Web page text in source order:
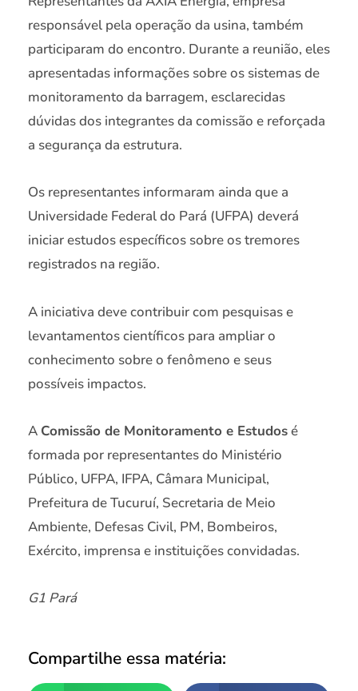
responsável pela operação da usina, também
participaram do encontro. Durante a reunião, eles
apresentadas informações sobre os sistemas de
monitoramento da barragem, esclarecidas
dúvidas dos integrantes da comissão e reforçada
a segurança da estrutura.
Os representantes informaram ainda que a
Universidade Federal do Pará (UFPA) deverá
iniciar estudos específicos sobre os tremores
registrados na região.
A iniciativa deve contribuir com pesquisas e
levantamentos científicos para ampliar o
conhecimento sobre o fenômeno e seus
possíveis impactos.
A Comissão de Monitoramento e Estudosé
formada por representantes do Ministério
Público, UFPA, IFPA, Câmara Municipal,
Prefeitura de Tucuruí, Secretaria de Meio
Ambiente, Defesas Civil, PM, Bombeiros,
Exército, imprensa e instituições convidadas.
G1 Pará
Compartilhe essa matéria: